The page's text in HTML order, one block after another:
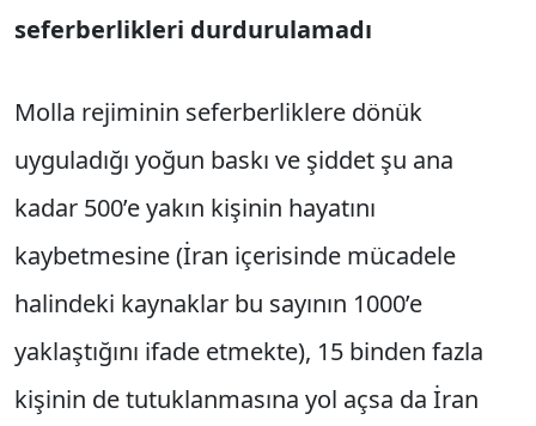
seferberlikleri durdurulamadı
Molla rejiminin seferberliklere dönük
uyguladığı yoğun baskı ve şiddet şu ana
kadar 500’e yakın kişinin hayatını
kaybetmesine (İran içerisinde mücadele
halindeki kaynaklar bu sayının 1000’e
yaklaştığını ifade etmekte), 15 binden fazla
kişinin de tutuklanmasına yol açsa da İran